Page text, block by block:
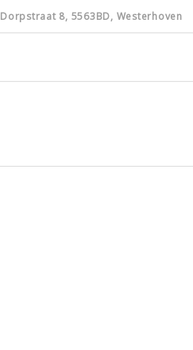
Dorpstraat 8, 5563BD, Westerhoven